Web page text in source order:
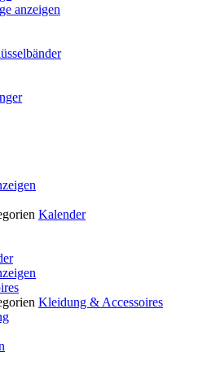
anzeigen
Kalender
Kleidung & Accessoires